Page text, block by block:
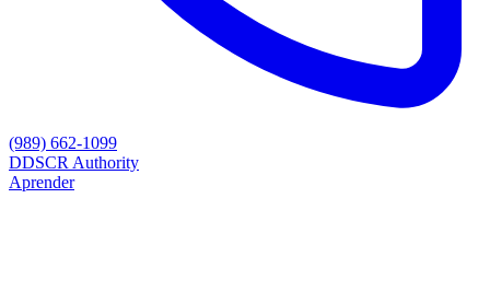
(989) 662-1099
DDSCR Authority
Aprender